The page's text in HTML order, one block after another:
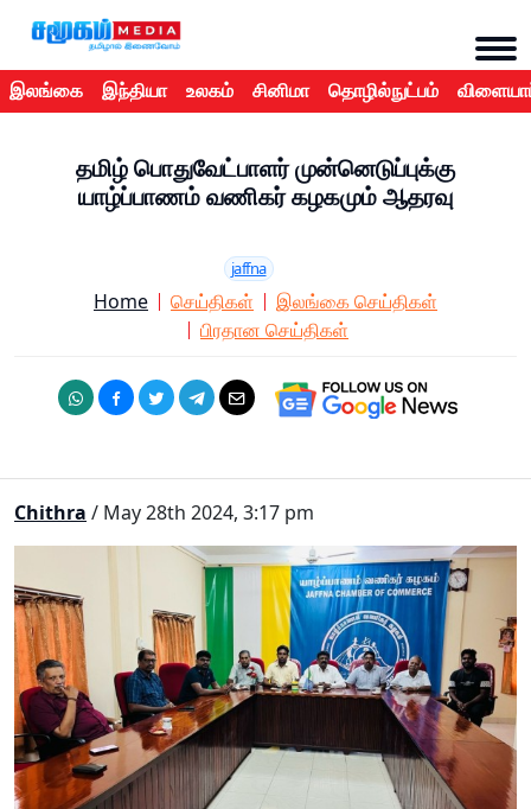
இலங்கை இந்தியா உலகம் சினிமா தொழில்நுட்பம்
தமிழ் பொதுவேட்பாளர் முன்னெடுப்புக்கு
யாழ்ப்பாணம் வணிகர் கழகமும் ஆதரவு
jaffna
Home செய்திகள்
இலங்கை செய்திகள்
பிரதான செய்திகள்
Chithra / May 28th 2024, 3:17 pm